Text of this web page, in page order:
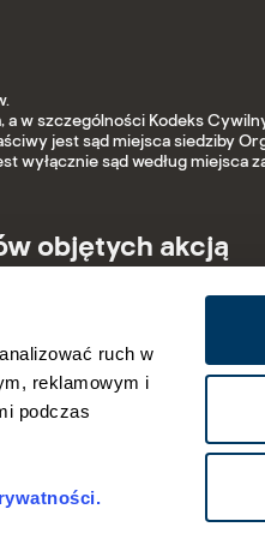
ruch w
reklamowym i
podczas
w szczególności Kodeks
jest sąd miejsca siedziby
sąd według miejsca
objętych akcją
NAZWA
EasyCare nieskazitelna biel 9 l